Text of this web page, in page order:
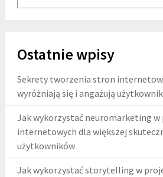
Ostatnie wpisy
Sekrety tworzenia stron
wyróżniają się i angażują
Jak wykorzystać neuromarketing
internetowych dla większej
użytkowników
Jak wykorzystać storytelling w